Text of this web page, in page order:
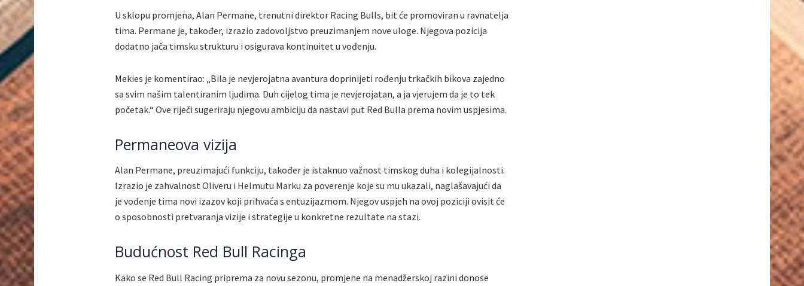
U sklopu promjena, Alan Permane, trenutni direktor Racing Bulls, bit će promoviran u ravnatelja
tima. Permane je, također, izrazio zadovoljstvo preuzimanjem nove uloge. Njegova pozicija
dodatno jača timsku strukturu i osigurava kontinuitet u vođenju.
Mekies je komentirao: „Bila je nevjerojatna avantura doprinijeti rođenju trkačkih bikova zajedno
sa svim našim talentiranim ljudima. Duh cijelog tima je nevjerojatan, a ja vjerujem da je to tek
početak.“ Ove riječi sugeriraju njegovu ambiciju da nastavi put Red Bulla prema novim uspjesima.
Permaneova vizija
Alan Permane, preuzimajući funkciju, također je istaknuo važnost timskog duha i kolegijalnosti.
Izrazio je zahvalnost Oliveru i Helmutu Marku za poverenje koje su mu ukazali, naglašavajući da
je vođenje tima novi izazov koji prihvaća s entuzijazmom. Njegov uspjeh na ovoj poziciji ovisit će
o sposobnosti pretvaranja vizije i strategije u konkretne rezultate na stazi.
Budućnost Red Bull Racinga
Kako se Red Bull Racing priprema za novu sezonu, promjene na menadžerskoj razini donose